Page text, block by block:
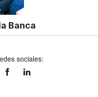
Banca
sociales:
ExpansionMex